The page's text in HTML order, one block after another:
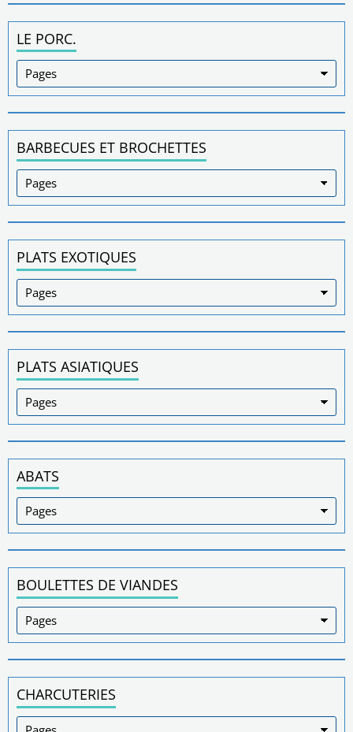
LE PORC.
BARBECUES ET BROCHETTES
PLATS EXOTIQUES
PLATS ASIATIQUES
ABATS
BOULETTES DE VIANDES
CHARCUTERIES